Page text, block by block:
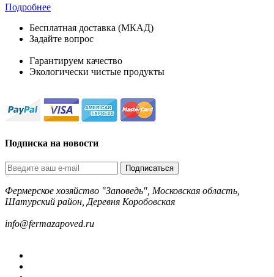
Подробнее
Бесплатная доставка (МКАД)
Задайте вопрос
Гарантируем качество
Экологически чистые продукты
Подписка на новости
Подписаться
Фермерское хозяйство "Заповедь", Московская область,
Шатурский район, Деревня Коробовская
info@fermazapoved.ru